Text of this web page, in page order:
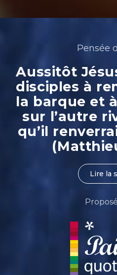
Pensée
Aussitôt
disciples à
la barque et
sur l’autre
qu’il
Lire la